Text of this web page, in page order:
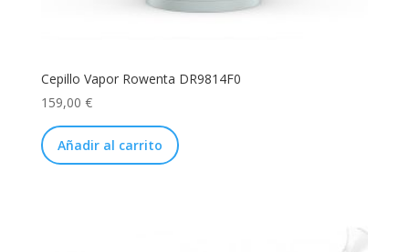
Cepillo Vapor Rowenta DR9814F0
159,00 €
Añadir al carrito